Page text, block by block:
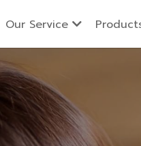
Our Service